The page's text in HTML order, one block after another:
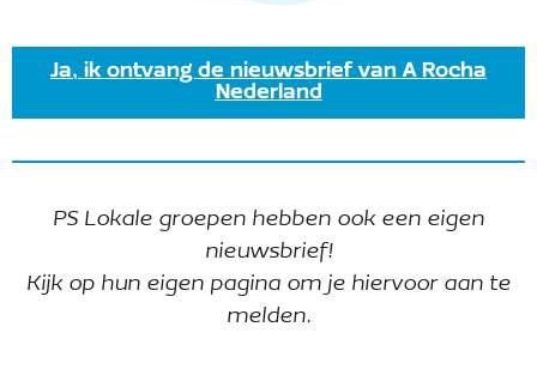
Intranet lokale groepen
Deze website
ACCEPTEER
COOKIES
Ja, ik ontvang de nieuwsbrief van A Rocha
Nederland
PS Lokale groepen hebben ook een eigen
nieuwsbrief!
Kijk op hun eigen pagina om je hiervoor aan te
melden.